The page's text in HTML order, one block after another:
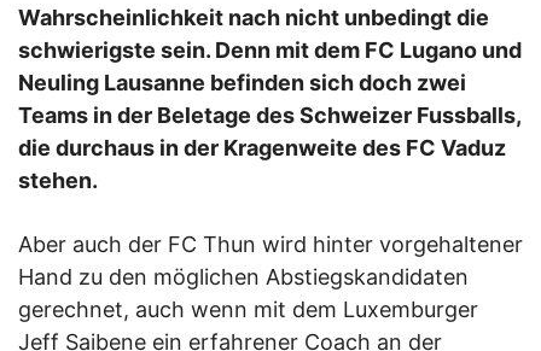
Wahrscheinlichkeit nach nicht unbedingt die
schwierigste sein. Denn mit dem FC Lugano und
Neuling Lausanne befinden sich doch zwei
Teams in der Beletage des Schweizer Fussballs,
die durchaus in der Kragenweite des FC Vaduz
stehen.
Aber auch der FC Thun wird hinter vorgehaltener
Hand zu den möglichen Abstiegskandidaten
gerechnet, auch wenn mit dem Luxemburger
Jeff Saibene ein erfahrener Coach an der